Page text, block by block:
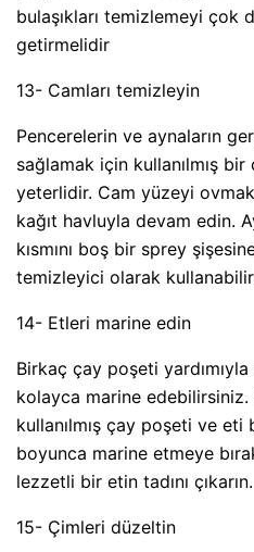
bulaşıkları temizlemeyi çok
getirmelidir
13- Camları temizleyin
Pencerelerin ve aynaların
sağlamak için kullanılmış bir
yeterlidir. Cam yüzeyi
kağıt havluyla devam edin.
kısmını boş bir sprey
temizleyici olarak
14- Etleri marine edin
Birkaç çay poşeti
kolayca marine
kullanılmış çay poşeti ve
boyunca marine etmeye
lezzetli bir etin tadını çıkarın.
15- Çimleri düzeltin